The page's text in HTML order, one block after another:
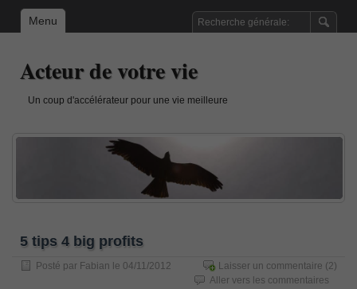
Menu
Acteur de votre vie
Un coup d'accélérateur pour une vie meilleure
5 tips 4 big profits
Posté par Fabian le 04/11/2012 Laisser un commentaire (2)
Aller vers les commentaires